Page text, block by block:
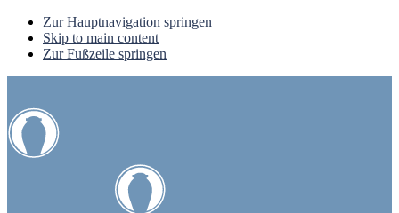
Zur Hauptnavigation springen
Skip to main content
Zur Fußzeile springen